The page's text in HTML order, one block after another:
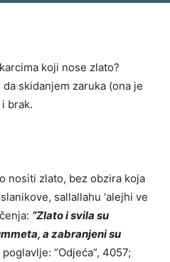
koji nose zlato?
skidanjem zaruka (ona je
brak.
nositi zlato, bez obzira koja
sallallahu ‘alejhi ve
“Zlato i svila su
a zabranjeni su
“Odjeća”, 4057;